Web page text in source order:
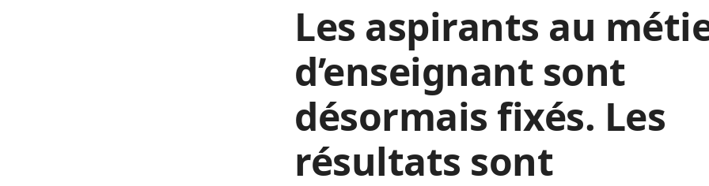
Les aspirants au
d’enseignant sont
désormais fixés. Les
résultats sont